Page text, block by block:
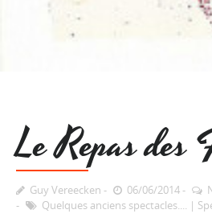
Le Repas des
Guy Vereecken 06/06/2014
Quelques anciens spectacles.... |